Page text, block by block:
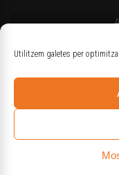
Utilitzem galetes per